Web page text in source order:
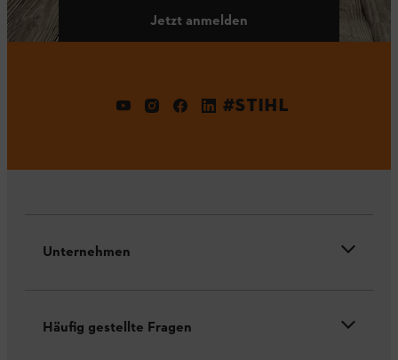
Jetzt anmelden
#STIHL
Unternehmen
Häufig gestellte Fragen